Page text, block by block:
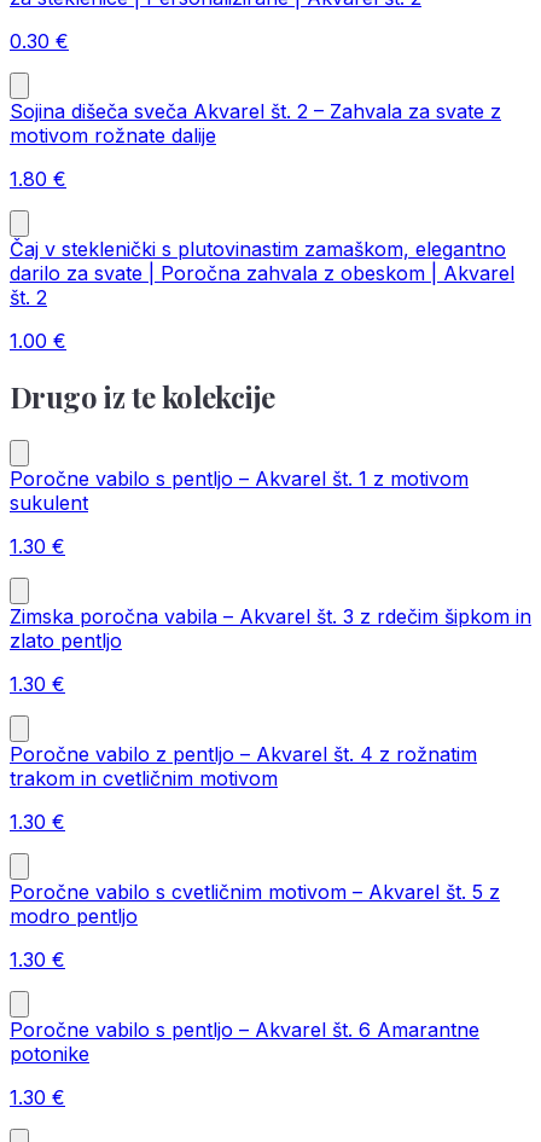
0.30 €
Sojina dišeča sveča Akvarel št. 2 – Zahvala za svate z
motivom rožnate dalije
1.80 €
Čaj v steklenički s plutovinastim zamaškom, elegantno
darilo za svate | Poročna zahvala z obeskom | Akvarel
št. 2
1.00 €
Drugo iz te kolekcije
Poročne vabilo s pentljo – Akvarel št. 1 z motivom
sukulent
1.30 €
Zimska poročna vabila – Akvarel št. 3 z rdečim šipkom in
zlato pentljo
1.30 €
Poročne vabilo z pentljo – Akvarel št. 4 z rožnatim
trakom in cvetličnim motivom
1.30 €
Poročne vabilo s cvetličnim motivom – Akvarel št. 5 z
modro pentljo
1.30 €
Poročne vabilo s pentljo – Akvarel št. 6 Amarantne
potonike
1.30 €